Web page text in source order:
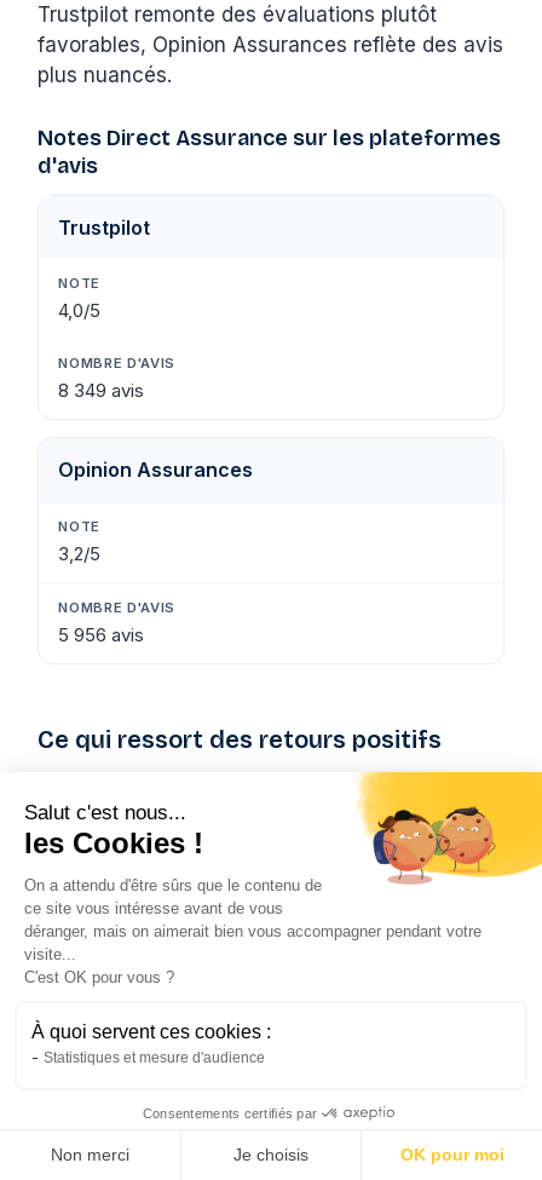
Trustpilot remonte des évaluations plutôt
favorables, Opinion Assurances reflète des avis
plus nuancés.
Notes Direct Assurance sur les plateformes
d'avis
Trustpilot
4,0/5
8 349 avis
Opinion Assurances
3,2/5
5 956 avis
Ce qui ressort des retours positifs
Les clients satisfaits mettent en avant la
qualité de l'accueil téléphonique. Les
conseillers sont décrits comme patients,
bienveillants et professionnels, capables de
fournir des informations claires et des conseils
pertinents. La réactivité sur les demandes
courantes (devis, attestation, modification de
positifs.
Ce qui ressort des retours négatifs
Les critiques portent sur trois sujets principaux.
Salut c'est nous...
les Cookies !
On a attendu d'être sûrs que le contenu de
ce site vous intéresse avant de vous
déranger, mais on aimerait bien vous accompagner pendant votre
visite...
C'est OK pour vous ?
À quoi servent ces cookies :
Statistiques et mesure d'audience
Consentements certifiés par
Non merci Je choisis OK pour moi